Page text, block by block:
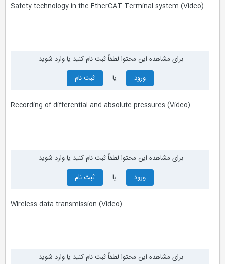
Safety technology in the EtherCAT Terminal system (Video)
برای مشاهده این محتوا لطفاً ثبت نام کنید یا وارد شوید.
ورود
ثبت نام
Recording of differential and absolute pressures (Video)
برای مشاهده این محتوا لطفاً ثبت نام کنید یا وارد شوید.
ورود
ثبت نام
Wireless data transmission (Video)
برای مشاهده این محتوا لطفاً ثبت نام کنید یا وارد شوید.